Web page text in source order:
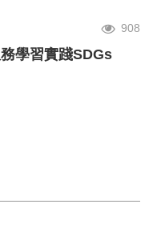
908
學習實踐SDGs